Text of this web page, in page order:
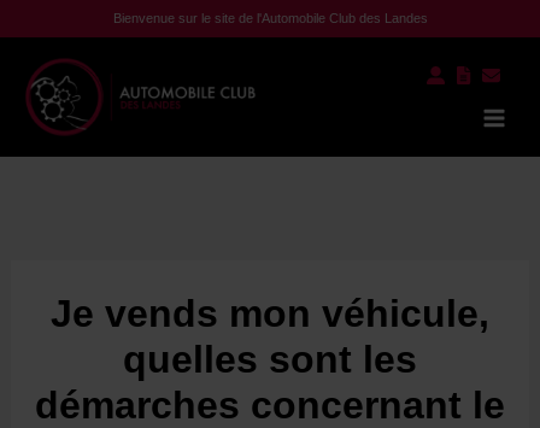
au
contenu
Bienvenue sur le site de l'Automobile Club des Landes
Je vends mon véhicule,
quelles sont les
démarches concernant le